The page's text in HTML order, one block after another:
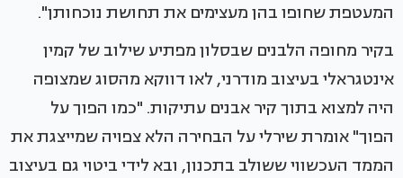
המעטפת שחופו בהן מעצימים את תחושת נוכחותן".
בקיר מחופה הלבנים שבסלון מפתיע שילוב של קמין
אינטגראלי בעיצוב מודרני, לאו דווקא מהסוג שמצופה
היה למצוא בתוך קיר אבנים עתיקות. "כמו הפוך על
הפוך" אומרת שירלי על הבחירה הלא צפויה שמייצגת את
הממד העכשווי ששולב בתכנון, ובא לידי ביטוי גם בעיצוב